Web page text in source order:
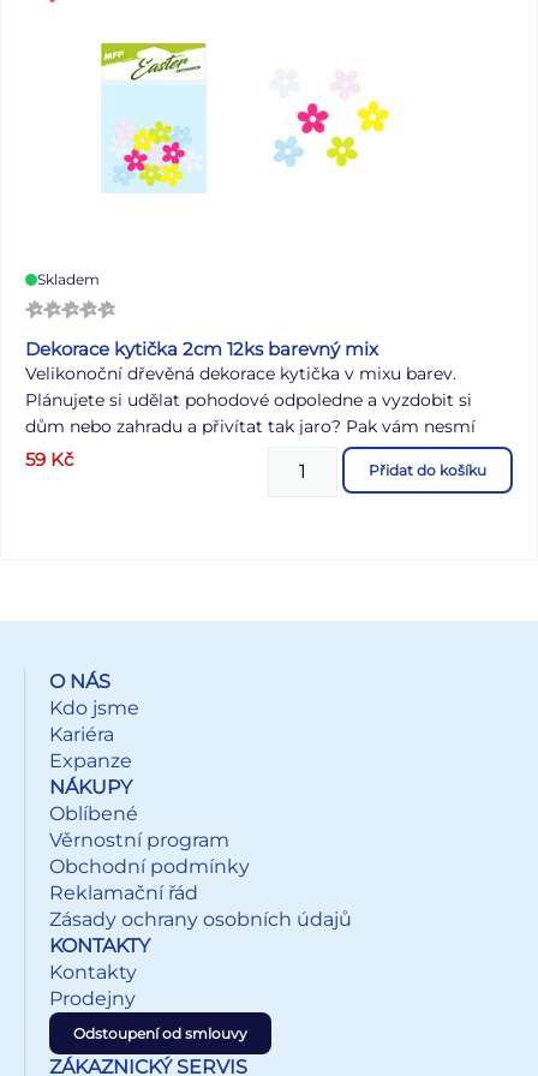
Skladem
Dekorace kytička 2cm 12ks barevný mix
Velikonoční dřevěná dekorace kytička v mixu barev.
Plánujete si udělat pohodové odpoledne a vyzdobit si
dům nebo zahradu a přivítat tak jaro? Pak vám nesmí
chybět tyto krásné dekorace v podobě různě barevných
kytiček. Dekoraci lze použít k aranžování velikonočních
59 Kč Přidat do košíku
O NÁS
Kdo jsme
Kariéra
Expanze
NÁKUPY
Oblíbené
Věrnostní program
Obchodní podmínky
Reklamační řád
Zásady ochrany osobních údajů
KONTAKTY
Kontakty
Prodejny
Odstoupení od smlouvy
ZÁKAZNICKÝ SERVIS